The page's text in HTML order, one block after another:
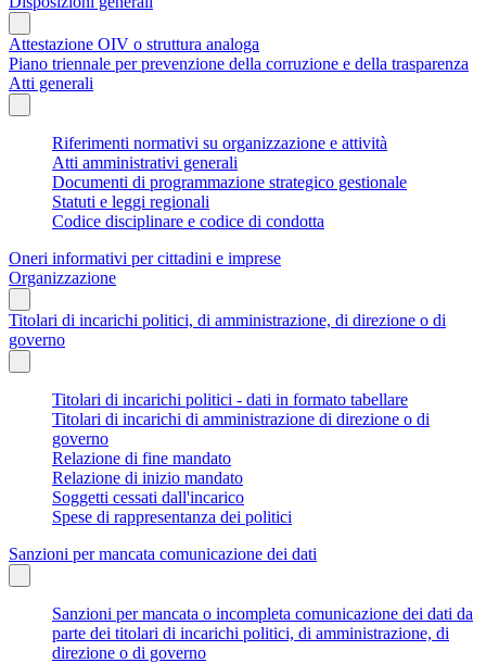
Attestazione OIV o struttura analoga
Piano triennale per prevenzione della corruzione e della trasparenza
Atti generali
Riferimenti normativi su organizzazione e attività
Atti amministrativi generali
Documenti di programmazione strategico gestionale
Statuti e leggi regionali
Codice disciplinare e codice di condotta
Oneri informativi per cittadini e imprese
Organizzazione
Titolari di incarichi politici, di amministrazione, di direzione o di
governo
Titolari di incarichi politici - dati in formato tabellare
Titolari di incarichi di amministrazione di direzione o di
governo
Relazione di fine mandato
Relazione di inizio mandato
Soggetti cessati dall'incarico
Spese di rappresentanza dei politici
Sanzioni per mancata comunicazione dei dati
Sanzioni per mancata o incompleta comunicazione dei dati da
parte dei titolari di incarichi politici, di amministrazione, di
direzione o di governo